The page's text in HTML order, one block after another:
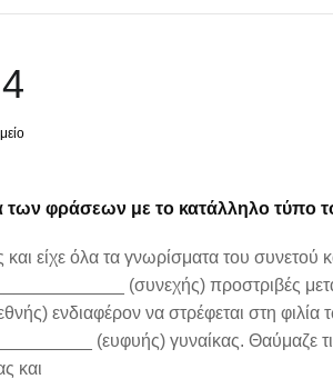
φράσεων με το κατάλληλο τύπο
είχε όλα τα γνωρίσματα του συνετού
(συνεχής) προστριβές
ενδιαφέρον να στρέφεται στη
(ευφυής) γυναίκας. Θαύμαζε
και